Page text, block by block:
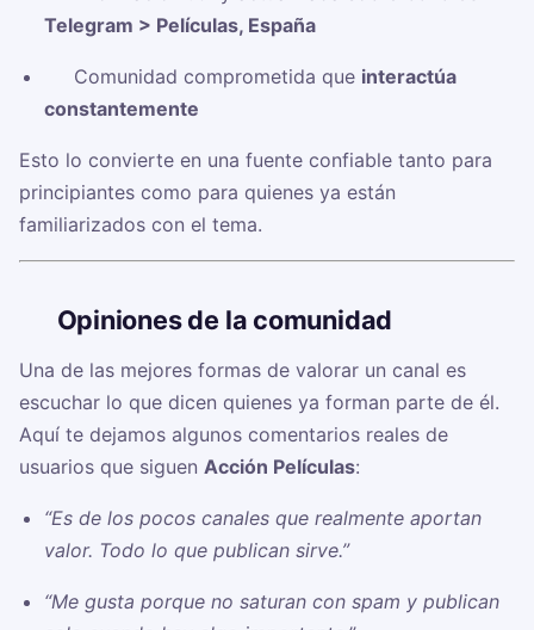
Telegram > Películas, España
✅ Comunidad comprometida que interactúa
constantemente
Esto lo convierte en una fuente confiable tanto para
principiantes como para quienes ya están
familiarizados con el tema.
Opiniones de la comunidad
Una de las mejores formas de valorar un canal es
escuchar lo que dicen quienes ya forman parte de él.
Aquí te dejamos algunos comentarios reales de
usuarios que siguen Acción Películas:
“Es de los pocos canales que realmente aportan
valor. Todo lo que publican sirve.”
“Me gusta porque no saturan con spam y publican